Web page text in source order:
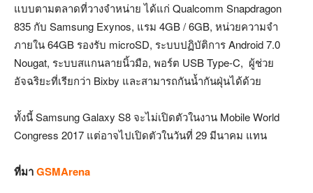
แบบตามตลาดที่วางจำหน่าย ได้แก่ Qualcomm Snapdragon
835 กับ Samsung Exynos, แรม 4GB / 6GB, หน่วยความจำ
ภายใน 64GB รองรับ microSD, ระบบปฏิบัติการ Android 7.0
Nougat, ระบบสแกนลายนิ้วมือ, พอร์ต USB Type-C, ผู้ช่วย
อัจฉริยะที่เรียกว่า Bixby และสามารถกันน้ำกันฝุ่นได้ด้วย
ทั้งนี้ Samsung Galaxy S8 จะไม่เปิดตัวในงาน Mobile World
Congress 2017 แต่อาจไปเปิดตัวในวันที่ 29 มีนาคม แทน
ที่มาGSMArena